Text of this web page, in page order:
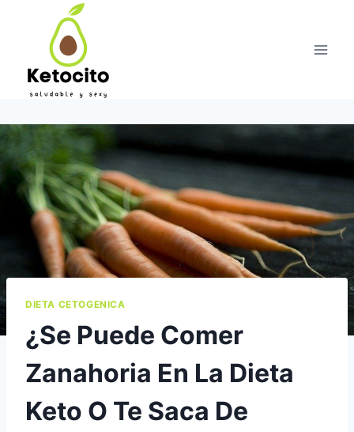
DIETA CETOGENICA
¿Se Puede Comer
Zanahoria En La Dieta
Keto O Te Saca De